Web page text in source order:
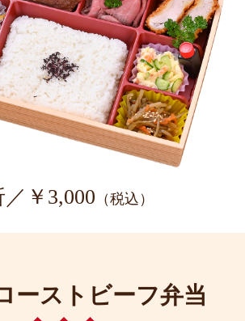
／￥3,000 （税込）
ーストビーフ弁当